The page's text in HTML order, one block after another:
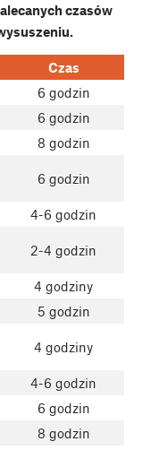
czasów
Czas
6 godzin
6 godzin
8 godzin
6 godzin
4-6 godzin
2-4 godzin
4 godziny
5 godzin
4 godziny
4-6 godzin
6 godzin
8 godzin